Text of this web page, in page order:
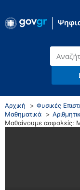
Αρχική
Φυσικές
Μαθηματικά
Μαθαίνουμε ασφαλείς: